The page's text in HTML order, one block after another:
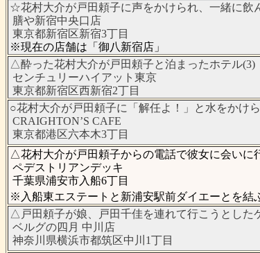
☆花村大介が戸田頼子に声をかけられ、一緒に飲
膳や新宿中央口店
東京都新宿区新宿3丁目
※現在の店舗は「御八新宿店」
△酔った花村大介が戸田頼子と泊まったホテル(3)
センチュリーハイアット東京
東京都新宿区西新宿2丁目
○花村大介が戸田頼子に「解任よ！」と水をかけ
CRAIGHTON’S CAFE
東京都港区六本木3丁目
△花村大介が戸田頼子からの電話で彼女に会いに
ペデストリアンデッキ
千葉県浦安市入船6丁目
※入船東エステートと新浦安駅前ダイエーとを結
△戸田頼子が娘、戸田千佳を連れて行こうとした
ベルグの四月 中川店
神奈川県横浜市都筑区中川1丁目